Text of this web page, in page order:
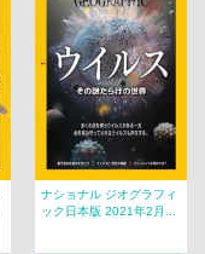
ナショナル ジオグラフィ
ック日本版 2021年2月...